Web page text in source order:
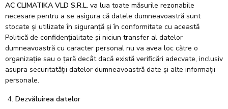
AC CLIMATIKA VLD S.R.L. va lua toate măsurile rezonabile
necesare pentru a se asigura că datele dumneavoastră sunt
stocate și utilizate în siguranță și în conformitate cu această
Politică de confidențialitate și niciun transfer al datelor
dumneavoastră cu caracter personal nu va avea loc către o
organizație sau o țară decât dacă există verificări adecvate, inclusiv
asupra securitatății datelor dumneavoastră date și alte informații
personale.
Dezvăluirea datelor